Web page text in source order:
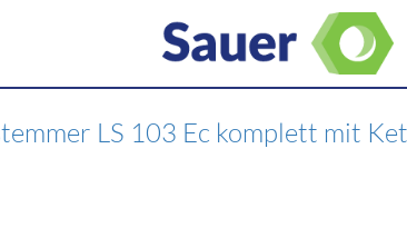
LS 103 Ec komplett mit